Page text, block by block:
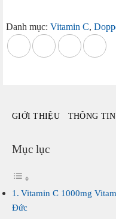
+
Vitamin
D
của
số
Danh mục: Vitamin C,
GIỚI THIỆU THÔNG TIN
Mục lục
Vitamin C 1000mg
Đức